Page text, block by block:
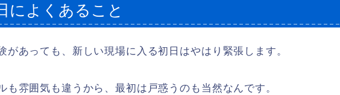
によくあること
があっても、新しい現場に入る初日はやはり緊張します。
も雰囲気も違うから、最初は戸惑うのも当然なんです。